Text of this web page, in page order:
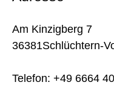
Am Kinzigberg 7
36381Schlüchtern-
Telefon: +49 6664